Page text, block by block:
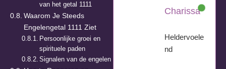
van het getal 1111
Waarom Je Steeds
Engelengetal 1111 Ziet
Persoonlijke groei en
spirituele paden
Signalen van de engelen
Charissa
Heldervoele
nd